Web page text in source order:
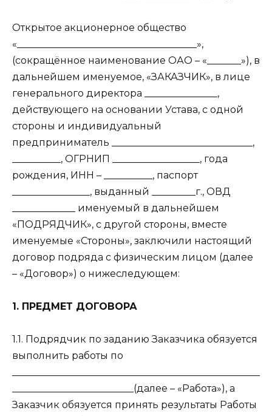
Открытое акционерное общество
«_____________________________________»,
(сокращённое наименование ОАО – «_______»), в
дальнейшем именуемое, «ЗАКАЗЧИК», в лице
генерального директора _______________,
действующего на основании Устава, с одной
стороны и индивидуальный
предприниматель _____________________________,
__________, ОГРНИП __________________, года
рождения, ИНН – __________, паспорт
________________, выданный _________г., ОВД
_____________ именуемый в дальнейшем
«ПОДРЯДЧИК», с другой стороны, вместе
именуемые «Стороны», заключили настоящий
договор подряда с физическим лицом (далее
– «Договор») о нижеследующем:
1. ПРЕДМЕТ ДОГОВОРА
1.1. Подрядчик по заданию Заказчика обязуется
выполнить работы по
_________________________(далее – «Работа»), а
Заказчик обязуется принять результаты Работы